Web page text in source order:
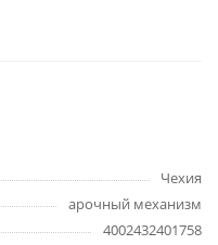
Чехия
арочный механизм
4002432401758